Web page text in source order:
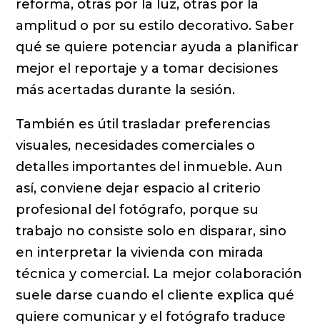
reforma, otras por la luz, otras por la
amplitud o por su estilo decorativo. Saber
qué se quiere potenciar ayuda a planificar
mejor el reportaje y a tomar decisiones
más acertadas durante la sesión.
También es útil trasladar preferencias
visuales, necesidades comerciales o
detalles importantes del inmueble. Aun
así, conviene dejar espacio al criterio
profesional del fotógrafo, porque su
trabajo no consiste solo en disparar, sino
en interpretar la vivienda con mirada
técnica y comercial. La mejor colaboración
suele darse cuando el cliente explica qué
quiere comunicar y el fotógrafo traduce